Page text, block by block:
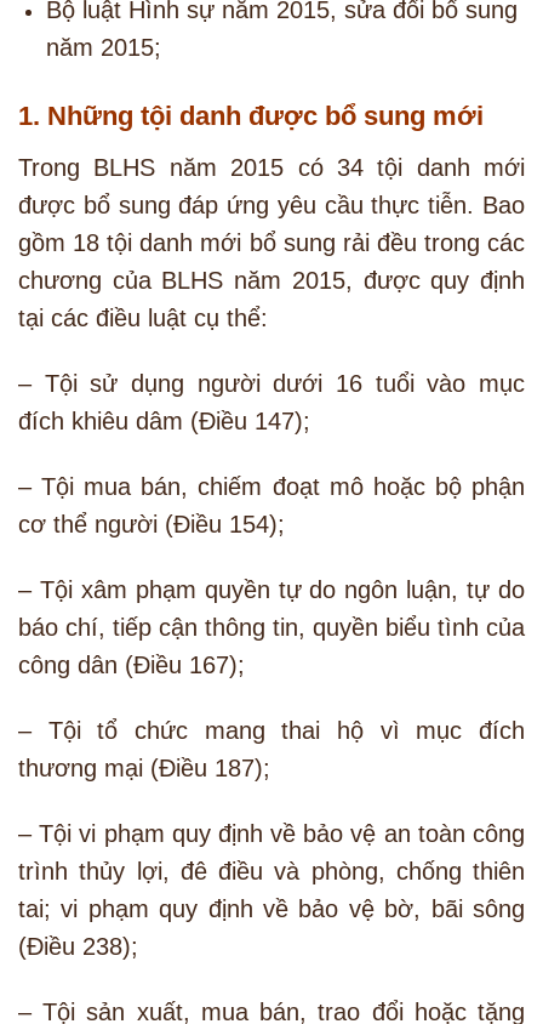
Bộ luật Hình sự năm 2015, sửa đổi bổ sung
năm 2015;
1. Những tội danh được bổ sung mới
Trong BLHS năm 2015 có 34 tội danh mới
được bổ sung đáp ứng yêu cầu thực tiễn. Bao
gồm 18 tội danh mới bổ sung rải đều trong các
chương của BLHS năm 2015, được quy định
tại các điều luật cụ thể:
– Tội sử dụng người dưới 16 tuổi vào mục
đích khiêu dâm (Điều 147);
– Tội mua bán, chiếm đoạt mô hoặc bộ phận
cơ thể người (Điều 154);
– Tội xâm phạm quyền tự do ngôn luận, tự do
báo chí, tiếp cận thông tin, quyền biểu tình của
công dân (Điều 167);
– Tội tổ chức mang thai hộ vì mục đích
thương mại (Điều 187);
– Tội vi phạm quy định về bảo vệ an toàn công
trình thủy lợi, đê điều và phòng, chống thiên
tai; vi phạm quy định về bảo vệ bờ, bãi sông
(Điều 238);
– Tội sản xuất, mua bán, trao đổi hoặc tặng